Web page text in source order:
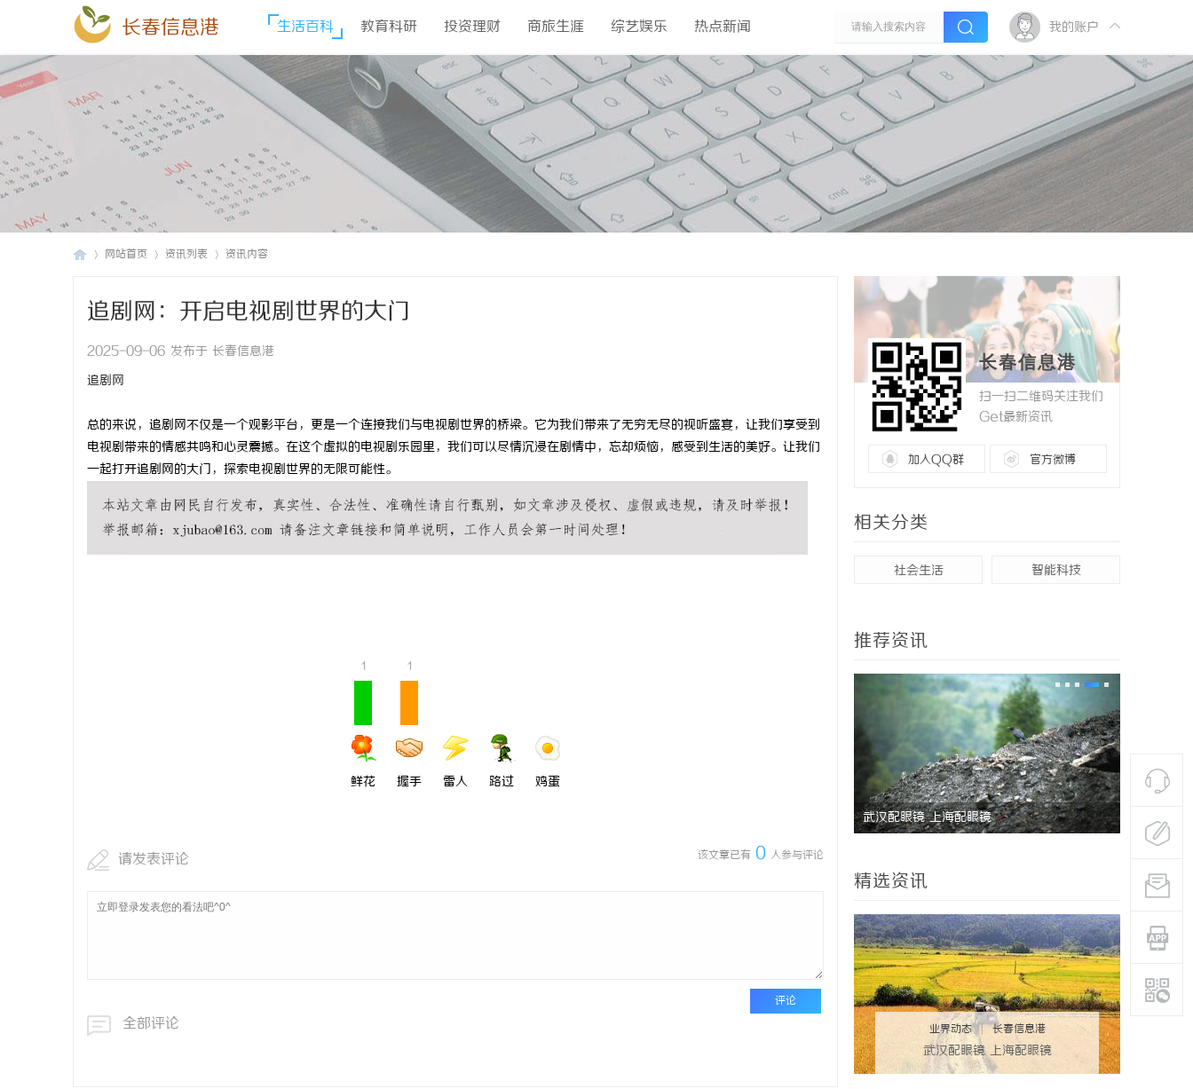
长春信息港 生活百科 教育科研 投资理财 商旅生涯 综艺娱乐 热点新闻 我的账户
网站首页 资讯列表 资讯内容
追剧网：开启电视剧世界的大门
2025-09-06 发布于 长春信息港
追剧网
总的来说，追剧网不仅是一个观影平台，更是一个连接我们与电视剧世界的桥梁。它为我们带来了无穷无尽的视听盛宴，让我们享受到
电视剧带来的情感共鸣和心灵震撼。在这个虚拟的电视剧乐园里，我们可以尽情沉浸在剧情中，忘却烦恼，感受到生活的美好。让我们
一起打开追剧网的大门，探索电视剧世界的无限可能性。
1
鲜花
1
握手 雷人 路过 鸡蛋
该文章已有 0 人参与评论
请发表评论
评论
全部评论
长春信息港
扫一扫二维码关注我们
Get最新资讯
加入QQ群 官方微博
相关分类
社会生活 智能科技
推荐资讯
全解析
武汉配眼镜 上海配眼镜 全面解析
精选资讯
业界动态 | 长春信息港
武汉配眼镜 上海配眼镜